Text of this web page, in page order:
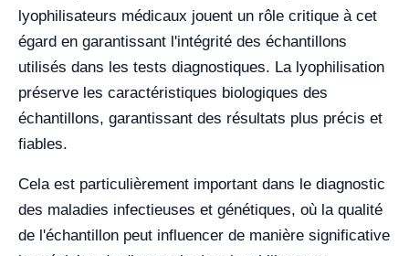
lyophilisateurs médicaux jouent un rôle critique à cet
égard en garantissant l'intégrité des échantillons
utilisés dans les tests diagnostiques. La lyophilisation
préserve les caractéristiques biologiques des
échantillons, garantissant des résultats plus précis et
fiables.
Cela est particulièrement important dans le diagnostic
des maladies infectieuses et génétiques, où la qualité
de l'échantillon peut influencer de manière significative